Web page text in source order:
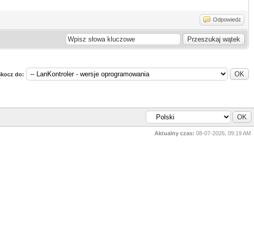
Odpowiedz
do:
Aktualny czas: 08-07-2026, 09:19 AM